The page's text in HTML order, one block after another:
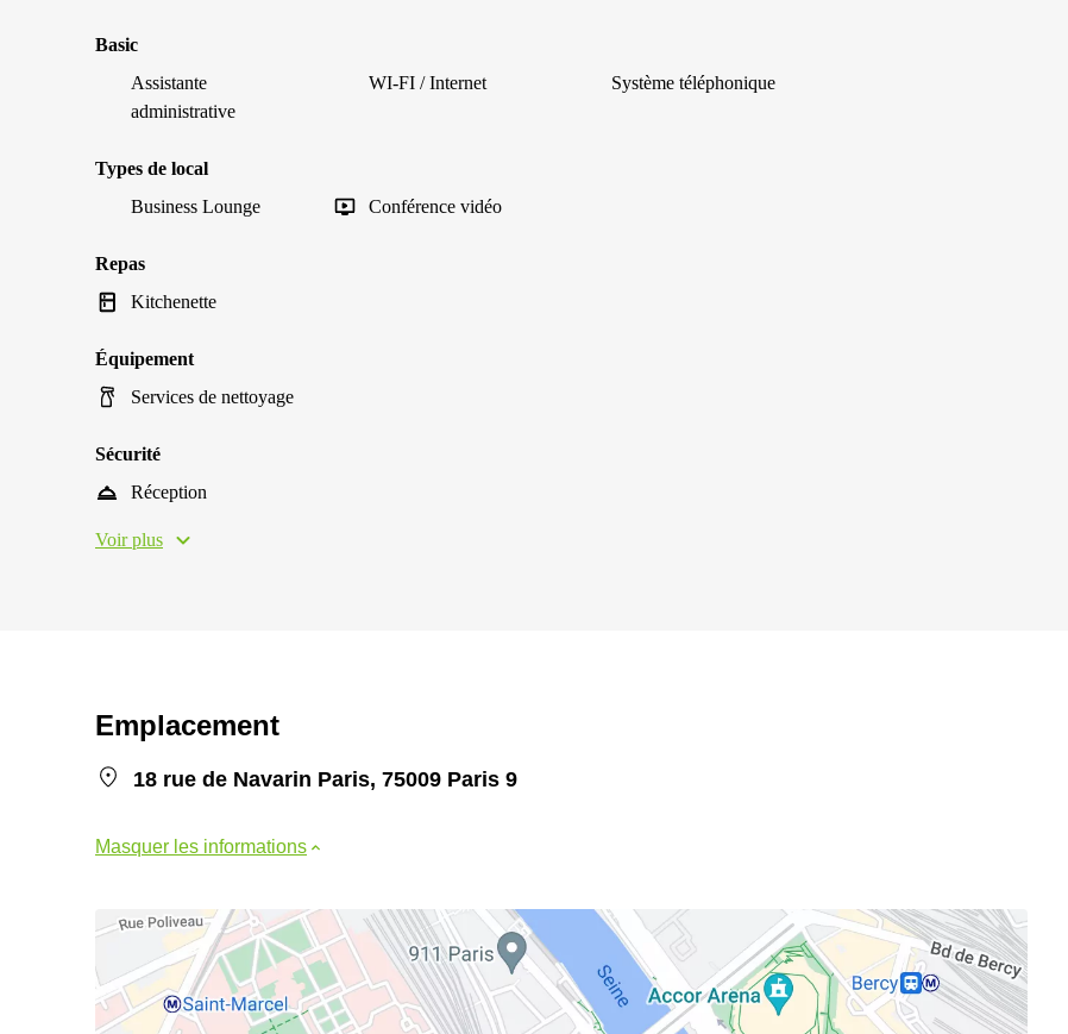
Basic
Assistante
administrative
WI-FI / Internet Système téléphonique
Types de local
Business Lounge
Conférence vidéo
Repas
Kitchenette
Équipement
Services de nettoyage
Sécurité
Réception
Voir plus
Emplacement
18 rue de Navarin Paris, 75009 Paris 9
Masquer les informations